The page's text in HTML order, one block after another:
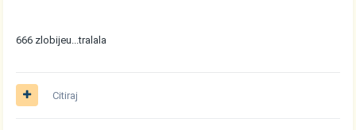
666 zlobijeu...tralala
Citiraj